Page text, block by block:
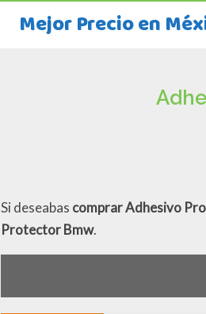
Mejor Precio en
Si deseabas comprar Adhesivo
Protector Bmw.